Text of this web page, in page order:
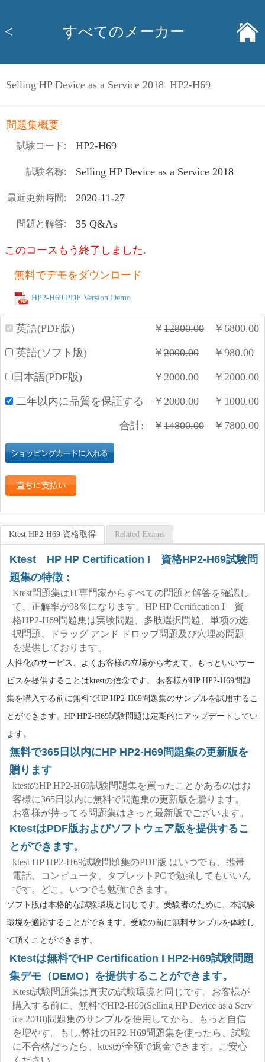
< すべてのメーカー
Selling HP Device as a Service 2018 HP2-H69
問題集概要
試験コード: HP2-H69
試験名称: Selling HP Device as a Service 2018
最近更新時間: 2020-11-27
問題と解答: 35 Q&As
このコースもう終了しました.
無料でデモをダウンロード
HP2-H69 PDF Version Demo
英語(PDF版) ￥ 12800.00 ￥ 6800.00
英語(ソフト版) ￥ 2000.00 ￥ 980.00
日本語(PDF版) ￥ 2000.00 ￥ 2000.00
二年以内に品質を保証する ￥2000.00 ￥ 1000.00
合計: ￥ 14800.00 ￥ 7800.00
Ktest HP2-H69 資格取得 Related Exams
Ktest HP HP Certification I 資格HP2-H69試験問
題集の特徴：
Ktest問題集はIT専門家からすべての問題と解答を確認し
て、正解率が98％になります。HP HP Certification I 資
格HP2-H69問題集は実験問題、多肢選択問題、単项の选
択問題、ドラッグ アンド ドロップ問題及び穴埋め問題
を提供しております。
人性化のサービス、よくお客様の立場から考えて、もっといいサー
ビスを提供することはktestの信念です。 お客様がHP HP2-H69問題
集を購入する前に無料でHP HP2-H69問題集のサンプルを試用するこ
とができます。HP HP2-H69試験問題は定期的にアップデートしてい
ます。
無料で365日以内にHP HP2-H69問題集の更新版を
贈ります
ktestのHP HP2-H69試験問題集を買ったことがあるのはお
客様に365日以内に無料で問題集の更新版を贈ります。
お客様が持ってる問題集はきっと最新版でございます。
KtestはPDF版およびソフトウェア版を提供するこ
とができます。
ktest HP HP2-H69試験問題集のPDF版 はいつでも、携帯
電話、コンピュータ、タブレットPCで勉強してもいいん
です。どこ、いつでも勉強できます。
ソフト版は本格的な試験環境と同じです。受験者のために、本試験
環境を適応することができます。受験の前に無料サンプルを体験し
て頂くことができます。
Ktestは無料でHP Certification I HP2-H69試験問題
集デモ（DEMO）を提供することができます。
Ktest試験問題集は真実の試験環境と同じです。お客様が
購入する前に、無料でHP2-H69(Selling HP Device as a Serv
ice 2018)問題集のサンプルを使用してから、もっと自信
を増やす。もし,弊社のHP2-H69問題集を使ったら、試験
に不合格だったら、ktestが全額で返金できます。ご安心
ください。